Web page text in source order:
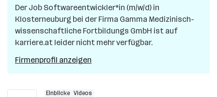
Der Job Softwareentwickler*in (m/w/d) in
Klosterneuburg bei der Firma Gamma Medizinisch-
wissenschaftliche Fortbildungs GmbH ist auf
karriere.at leider nicht mehr verfügbar.
Firmenprofil anzeigen
Einblicke Videos